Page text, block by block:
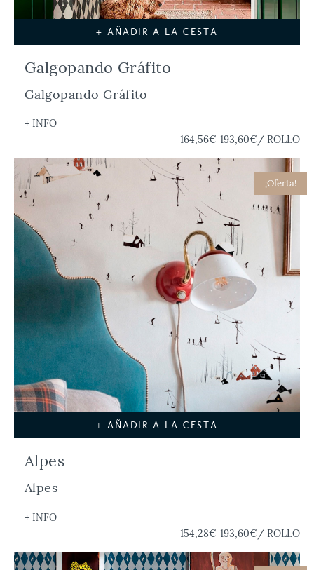
+ AÑADIR A LA CESTA
Galgopando Gráfito
Galgopando Gráfito
+ INFO
164,56€ 193,60€/ ROLLO
¡Oferta!
+ AÑADIR A LA CESTA
Alpes
Alpes
+ INFO
154,28€ 193,60€/ ROLLO